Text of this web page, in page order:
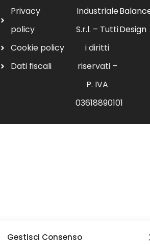
Gestisci Consenso
Privacy
policy
Cookie policy
Dati fiscali
Industriale
S.r.l. – Tutti
i diritti
riservati –
P. IVA
03618890101
Design